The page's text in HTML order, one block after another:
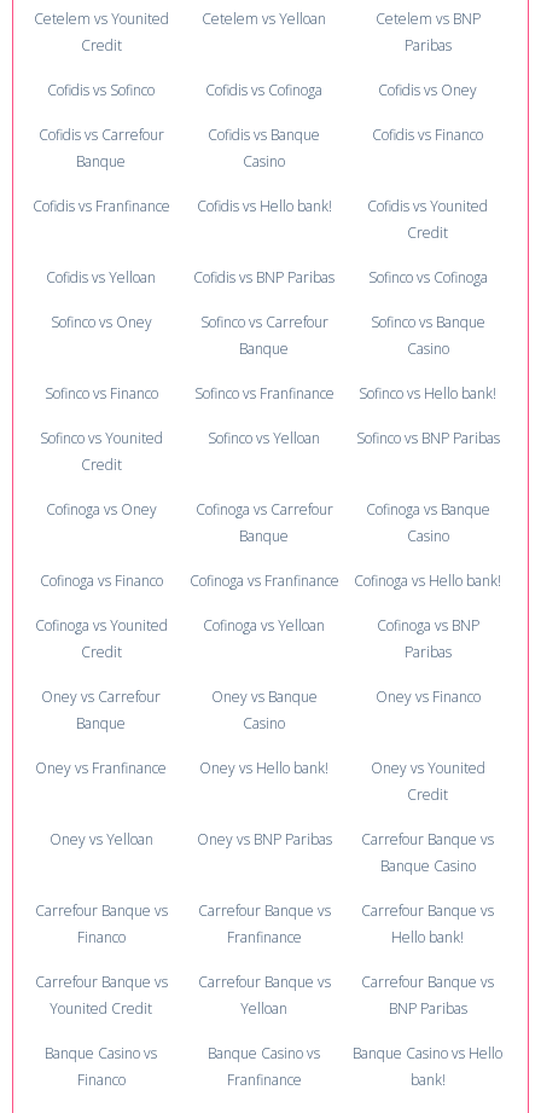
Cetelem vs Younited
Credit
Cetelem vs Yelloan
Cetelem vs BNP
Paribas
Cofidis vs Sofinco Cofidis vs Cofinoga Cofidis vs Oney
Cofidis vs Carrefour
Banque
Cofidis vs Banque
Casino
Cofidis vs Financo
Cofidis vs Franfinance Cofidis vs Hello bank!
Cofidis vs Younited
Credit
Cofidis vs Yelloan Cofidis vs BNP Paribas Sofinco vs Cofinoga
Sofinco vs Oney
Sofinco vs Carrefour
Banque
Sofinco vs Banque
Casino
Sofinco vs Financo Sofinco vs Franfinance Sofinco vs Hello bank!
Sofinco vs Younited
Credit
Sofinco vs Yelloan Sofinco vs BNP Paribas
Cofinoga vs Oney
Cofinoga vs Carrefour
Banque
Cofinoga vs Banque
Casino
Cofinoga vs Financo Cofinoga vs Franfinance Cofinoga vs Hello bank!
Cofinoga vs Younited
Credit
Cofinoga vs Yelloan
Cofinoga vs BNP
Paribas
Oney vs Carrefour
Banque
Oney vs Banque
Casino
Oney vs Financo
Oney vs Franfinance Oney vs Hello bank!
Oney vs Younited
Credit
Oney vs Yelloan Oney vs BNP Paribas
Carrefour Banque vs
Banque Casino
Carrefour Banque vs
Financo
Carrefour Banque vs
Franfinance
Carrefour Banque vs
Hello bank!
Carrefour Banque vs
Younited Credit
Carrefour Banque vs
Yelloan
Carrefour Banque vs
BNP Paribas
Banque Casino vs
Financo
Banque Casino vs
Franfinance
Banque Casino vs Hello
bank!